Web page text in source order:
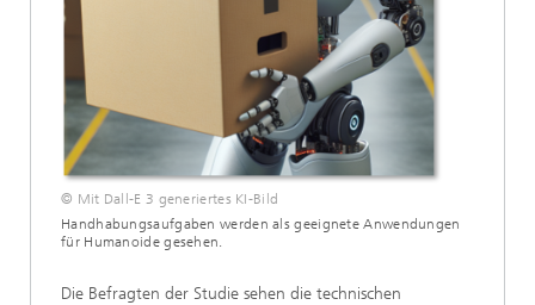
© Mit Dall-E 3 generiertes KI-Bild
Handhabungsaufgaben werden als geeignete Anwendungen
für Humanoide gesehen.
Die Befragten der Studie sehen die technischen